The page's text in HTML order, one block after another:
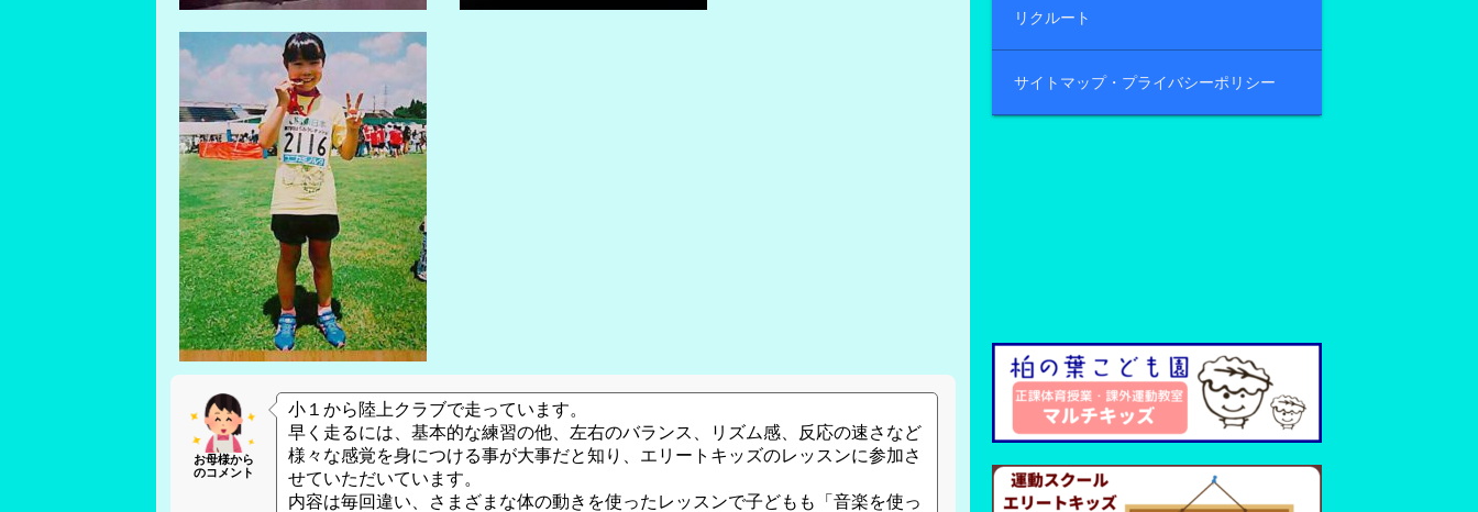
お母様から
のコメント
小１から陸上クラブで走っています。
早く走るには、基本的な練習の他、左右のバランス、リズム感、反応の速さなど
様々な感覚を身につける事が大事だと知り、エリートキッズのレッスンに参加さ
せていただいています。
内容は毎回違い、さまざまな体の動きを使ったレッスンで子どもも「音楽を使っ
リクルート
サイトマップ・プライバシーポリシー